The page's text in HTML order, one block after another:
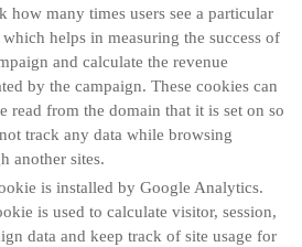
how many times users see a particular
helps in measuring the success of
and calculate the revenue
by the campaign. These cookies can
read from the domain that it is set on so
track any data while browsing
another sites.
is installed by Google Analytics.
is used to calculate visitor, session,
data and keep track of site usage for